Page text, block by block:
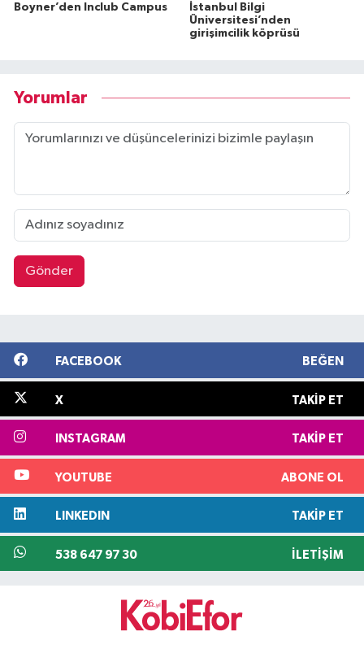
Boyner’den Inclub Campus
İstanbul Bilgi
Üniversitesi’nden
girişimcilik köprüsü
Yorumlar
Gönder
FACEBOOK BEĞEN
X TAKIP ET
INSTAGRAM TAKIP ET
YOUTUBE ABONE OL
LINKEDIN TAKIP ET
538 647 97 30 İLETIŞIM